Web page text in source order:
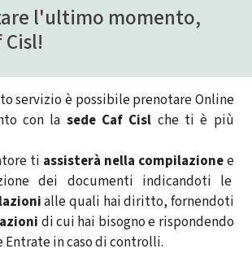
l'ultimo momento,
servizio è possibile prenotare Online
con la sede Caf Cisl che ti è più
ti assisterà nella compilazionee
dei documenti indicandoti le
alle quali hai diritto, fornendoti
di cui hai bisogno e rispondendo
Entrate in caso di controlli.